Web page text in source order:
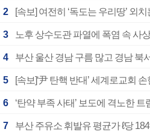
2
3 노후 상수도관 파열에 폭염 속 사
4
5 [속보]‘尹 탄핵 반대’ 세계로교회
6
7 부산 주유소 휘발유 평균가 ℓ당